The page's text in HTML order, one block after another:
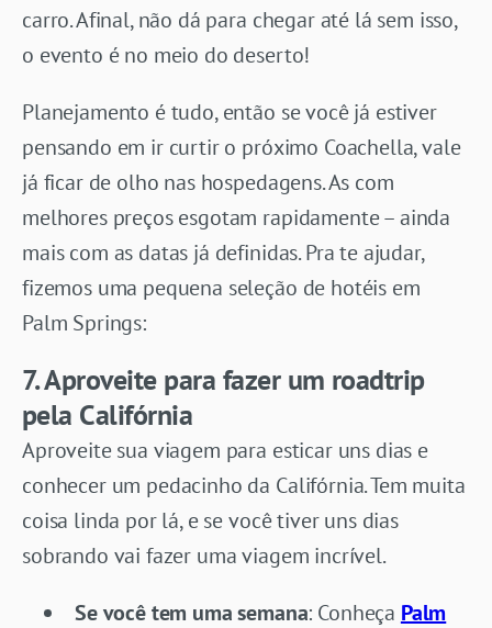
carro. Afinal, não dá para chegar até lá sem isso,
o evento é no meio do deserto!
Planejamento é tudo, então se você já estiver
pensando em ir curtir o próximo Coachella, vale
já ficar de olho nas hospedagens. As com
melhores preços esgotam rapidamente – ainda
mais com as datas já definidas. Pra te ajudar,
fizemos uma pequena seleção de hotéis em
Palm Springs:
7. Aproveite para fazer um roadtrip
pela Califórnia
Aproveite sua viagem para esticar uns dias e
conhecer um pedacinho da Califórnia. Tem muita
coisa linda por lá, e se você tiver uns dias
sobrando vai fazer uma viagem incrível.
Se você tem uma semana: Conheça Palm